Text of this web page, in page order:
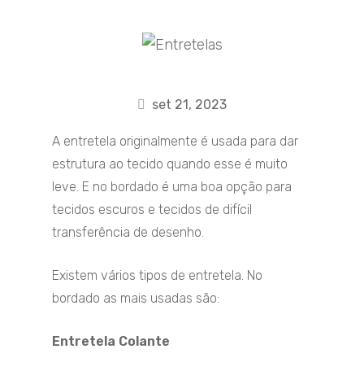
set 21, 2023
A entretela originalmente é usada para dar
estrutura ao tecido quando esse é muito
leve. E no bordado é uma boa opção para
tecidos escuros e tecidos de difícil
transferência de desenho.
Existem vários tipos de entretela. No
bordado as mais usadas são:
Entretela Colante